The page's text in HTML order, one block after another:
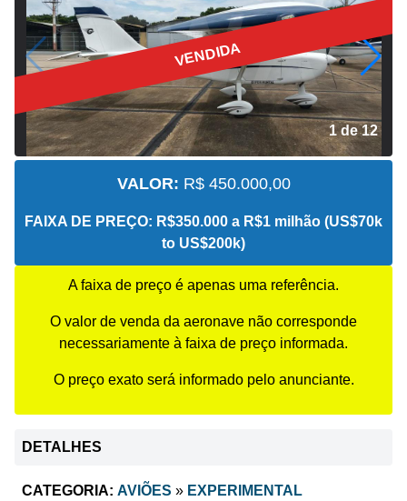
VENDIDA
2 de 12
VALOR: R$ 450.000,00
FAIXA DE PREÇO: R$350.000 a R$1 milhão (US$70k
to US$200k)
A faixa de preço é apenas uma referência.
O valor de venda da aeronave não corresponde
necessariamente à faixa de preço informada.
O preço exato será informado pelo anunciante.
DETALHES
CATEGORIA: AVIÕES » EXPERIMENTAL